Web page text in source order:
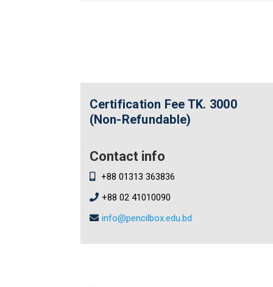
Certification Fee TK. 3000
(Non-Refundable)
Contact info
+88 01313 363836
+88 02 41010090
info@pencilbox.edu.bd